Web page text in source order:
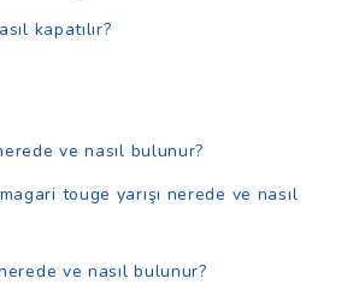
kapatılır?
ve nasıl bulunur?
touge yarışı nerede ve nasıl
ve nasıl bulunur?